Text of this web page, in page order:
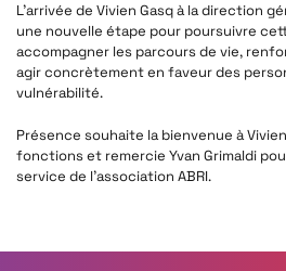
L’arrivée de Vivien Gasq à la direction
une nouvelle étape pour poursuivre
accompagner les parcours de vie,
agir concrètement en faveur des
vulnérabilité.
Présence souhaite la bienvenue à
fonctions et remercie Yvan Grimaldi
service de l’association ABRI.